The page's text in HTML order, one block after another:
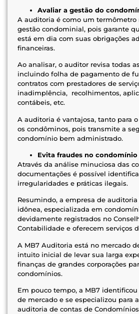
Avaliar a gestão do
A auditoria é como um termômetro
gestão condominial, pois garante
está em dia com suas obrigações
financeiras.
Ao analisar, o auditor revisa todas
incluindo folha de pagamento de
contratos com prestadores de
inadimplência, recolhimentos,
contábeis, etc.
A auditoria é vantajosa, tanto para
os condôminos, pois transmite a
condomínio bem administrado.
Evita fraudes no condomínio
Através da análise minuciosa das
documentações é possível
irregularidades e práticas ilegais.
Resumindo, a empresa de
idônea, especializada em
devidamente registrados no
Contabilidade e oferecem serviços
A MB7 Auditoria está no mercado
intuito inicial de levar sua larga
finanças de grandes corporações
condomínios.
Em pouco tempo, a MB7
de mercado e se especializou para
auditoria de contas de